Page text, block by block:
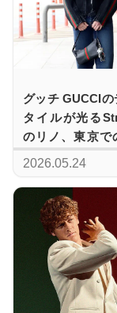
グッチ GUCCIの
タイルが光る
のリノ、東京で
向けて金浦空港に
2026.05.24